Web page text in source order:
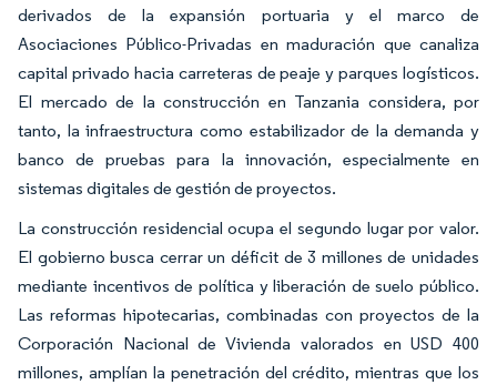
derivados de la expansión portuaria y el marco de
Asociaciones Público-Privadas en maduración que canaliza
capital privado hacia carreteras de peaje y parques logísticos.
El mercado de la construcción en Tanzania considera, por
tanto, la infraestructura como estabilizador de la demanda y
banco de pruebas para la innovación, especialmente en
sistemas digitales de gestión de proyectos.
La construcción residencial ocupa el segundo lugar por valor.
El gobierno busca cerrar un déficit de 3 millones de unidades
mediante incentivos de política y liberación de suelo público.
Las reformas hipotecarias, combinadas con proyectos de la
Corporación Nacional de Vivienda valorados en USD 400
millones, amplían la penetración del crédito, mientras que los